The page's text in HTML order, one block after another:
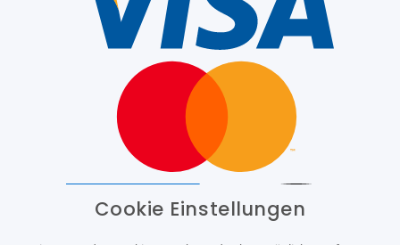
Cookie Einstellungen